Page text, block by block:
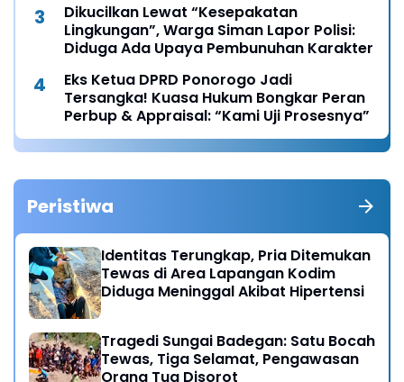
Dikucilkan Lewat “Kesepakatan
Lingkungan”, Warga Siman Lapor Polisi:
Diduga Ada Upaya Pembunuhan Karakter
Eks Ketua DPRD Ponorogo Jadi
Tersangka! Kuasa Hukum Bongkar Peran
Perbup & Appraisal: “Kami Uji Prosesnya”
Peristiwa
Identitas Terungkap, Pria Ditemukan
Tewas di Area Lapangan Kodim
Diduga Meninggal Akibat Hipertensi
Tragedi Sungai Badegan: Satu Bocah
Tewas, Tiga Selamat, Pengawasan
Orang Tua Disorot